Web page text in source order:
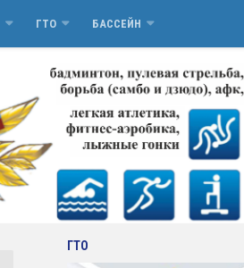
ГТО БАССЕЙН
ГТО